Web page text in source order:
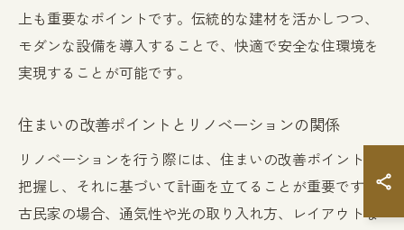
上も重要なポイントです。伝統的な建材を活かしつつ、
モダンな設備を導入することで、快適で安全な住環境を
実現することが可能です。
住まいの改善ポイントとリノベーションの関係
リノベーションを行う際には、住まいの改善ポイントを
把握し、それに基づいて計画を立てることが重要です。
古民家の場合、通気性や光の取り入れ方、レイアウトな